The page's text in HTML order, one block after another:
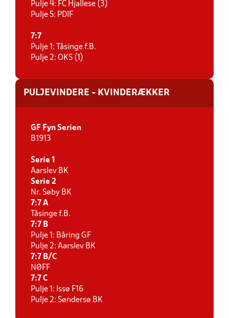
Pulje 4: FC Hjallese (3)
Pulje 5: PDIF
7:7
Pulje 1: Tåsinge f.B.
Pulje 2: OKS (1)
PULJEVINDERE - KVINDERÆKKER
GF Fyn Serien
B1913
Serie 1
Aarslev BK
Serie 2
Nr. Søby BK
7:7 A
Tåsinge f.B.
7:7 B
Pulje 1: Båring GF
Pulje 2: Aarslev BK
7:7 B/C
NØFF
7:7 C
Pulje 1: Issø F16
Pulje 2: Søndersø BK